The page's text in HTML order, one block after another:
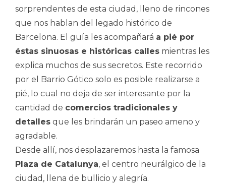
sorprendentes de esta ciudad, lleno de rincones
que nos hablan del legado histórico de
Barcelona. El guía les acompañará a pié por
éstas sinuosas e históricas calles mientras les
explica muchos de sus secretos. Este recorrido
por el Barrio Gótico solo es posible realizarse a
pié, lo cual no deja de ser interesante por la
cantidad de comercios tradicionales y
detalles que les brindarán un paseo ameno y
agradable.
Desde allí, nos desplazaremos hasta la famosa
Plaza de Catalunya, el centro neurálgico de la
ciudad, llena de bullicio y alegría.